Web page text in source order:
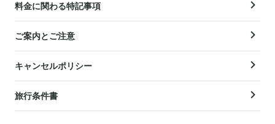
料金に関わる特記事項
ご案内とご注意
キャンセルポリシー
旅行条件書